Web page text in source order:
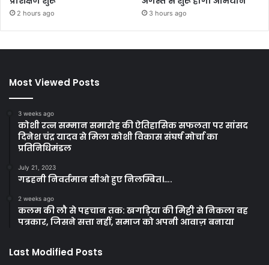
2 hours ago 3 hours ago
Most Viewed Posts
3 weeks ago
कोशी रत्न सम्मान समारोह की ऐतिहासिक सफलता पर सांसद
दिनेश चंद्र यादव से मिला कोशी विकास संघर्ष मोर्चा का
प्रतिनिधिमंडल
July 21, 2023
गडहनी निवर्तमान सीओ हुए निलम्बित।….
2 weeks ago
कलम की लौ से पहचान तक: खगड़िया की मिट्टी से निकला वह
पत्रकार, जिसने सत्ता नहीं, समाज को अपनी आवाज़ बनाया
Last Modified Posts